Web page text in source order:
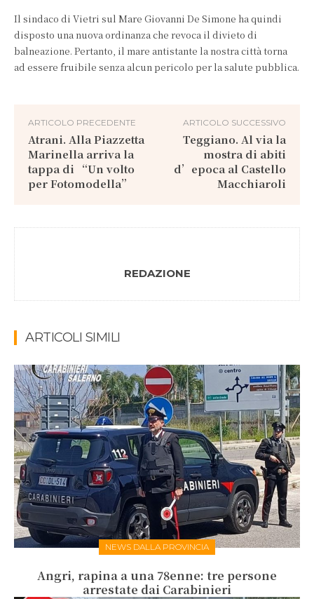
Il sindaco di Vietri sul Mare Giovanni De Simone ha quindi
disposto una nuova ordinanza che revoca il divieto di
balneazione. Pertanto, il mare antistante la nostra città torna
ad essere fruibile senza alcun pericolo per la salute pubblica.
ARTICOLO PRECEDENTE
Atrani. Alla Piazzetta
Marinella arriva la
tappa di “Un volto
per Fotomodella”
ARTICOLO SUCCESSIVO
Teggiano. Al via la
mostra di abiti
d’epoca al Castello
Macchiaroli
REDAZIONE
ARTICOLI SIMILI
NEWS DALLA PROVINCIA
Angri, rapina a una 78enne: tre persone
arrestate dai Carabinieri